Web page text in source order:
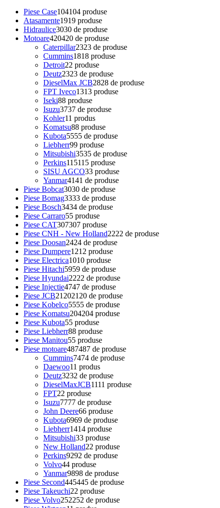
Piese Case104104 produse
Atasamente1919 produse
Hidraulice3030 de produse
Motoare420420 de produse
Caterpillar2323 de produse
Cummins1818 produse
Detroit22 produse
Deutz2323 de produse
DieselMax JCB2828 de produse
FPT Iveco1313 produse
Iseki88 produse
Isuzu3737 de produse
Kohler11 produs
Komatsu88 produse
Kubota5555 de produse
Liebherr99 produse
Mitsubishi3535 de produse
Perkins115115 produse
SISU AGCO33 produse
Yanmar4141 de produse
Piese Bobcat3030 de produse
Piese Bomag3333 de produse
Piese Bosch3434 de produse
Piese Carraro55 produse
Piese CAT307307 produse
Piese CNH - New Holland2222 de produse
Piese Doosan2424 de produse
Piese Dumpere1212 produse
Piese Electrica1010 produse
Piese Hitachi5959 de produse
Piese Hyundai2222 de produse
Piese Injectie4747 de produse
Piese JCB21202120 de produse
Piese Kobelco5555 de produse
Piese Komatsu204204 produse
Piese Kubota55 produse
Piese Liebherr88 produse
Piese Manitou55 produse
Piese motoare487487 de produse
Cummins7474 de produse
Daewoo11 produs
Deutz3232 de produse
DieselMaxJCB1111 produse
FPT22 produse
Isuzu7777 de produse
John Deere66 produse
Kubota6969 de produse
Liebherr1414 produse
Mitsubishi33 produse
New Holland22 produse
Perkins9292 de produse
Volvo44 produse
Yanmar9898 de produse
Piese Second445445 de produse
Piese Takeuchi22 produse
Piese Volvo252252 de produse